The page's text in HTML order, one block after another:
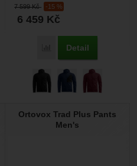
Jacket Men's' k porovnání
7 599Kč -15 %
6 459 Kč
Přidat 'Ortovox Trace
Detail
2,5vrstvá bunda pro...
Ortovox Trad Plus Pants
Men's